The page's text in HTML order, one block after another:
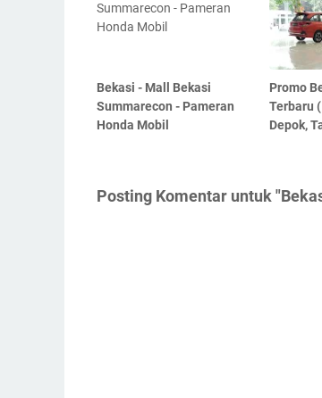
Bekasi - Mall Bekasi
Summarecon - Pameran
Honda Mobil
Promo
Terbaru
Depok,
Posting Komentar untuk